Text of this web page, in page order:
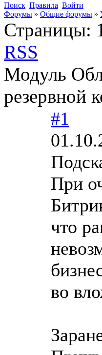
Поиск Правила Войти
Форумы » Общие форумы »
Страницы:
RSS
Модуль
резервной
#1
При
что
во